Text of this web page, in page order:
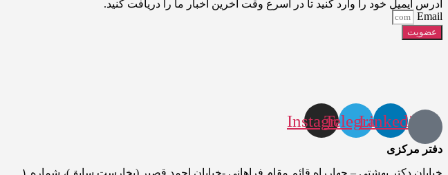
آدرس ایمیل خود را وارد کنید تا در اسرع وقت آخرین اخبار ما را دریافت کنید.
Email
عضویت
Linkedin
Telegram
Instagram
دفتر مرکزی
خيابان دکتر بهشتي – چهارراه قائم مقام فراهاني -خيابان احمد قصير (بخارست سابق)، شماره ۱